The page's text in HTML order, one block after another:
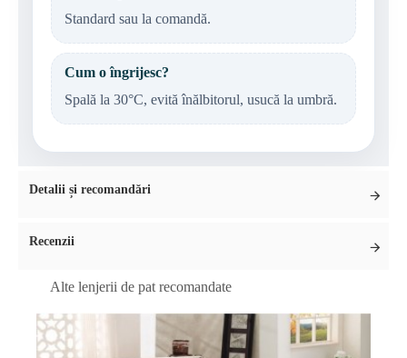
Standard sau la comandă.
Cum o îngrijesc?
Spală la 30°C, evită înălbitorul, usucă la umbră.
Detalii și recomandări
Recenzii
Alte lenjerii de pat recomandate